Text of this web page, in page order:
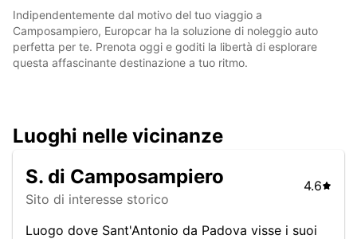
Indipendentemente dal motivo del tuo viaggio a
Camposampiero, Europcar ha la soluzione di noleggio auto
perfetta per te. Prenota oggi e goditi la libertà di esplorare
questa affascinante destinazione a tuo ritmo.
Luoghi nelle vicinanze
S. di Camposampiero
Sito di interesse storico
4.6
Luogo dove Sant'Antonio da Padova visse i suoi